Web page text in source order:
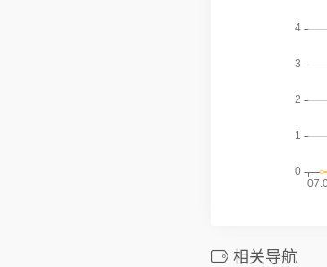
相关导航